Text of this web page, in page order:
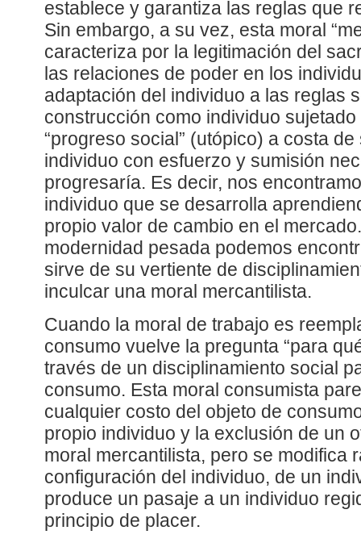
establece y garantiza las reglas que
Sin embargo, a su vez, esta moral
caracteriza por la legitimación del
las relaciones de poder en los
adaptación del individuo a las reglas
construcción como individuo
“progreso social” (utópico) a costa
individuo con esfuerzo y sumisión
progresaría. Es decir, nos
individuo que se desarrolla
propio valor de cambio en el
modernidad pesada podemos
sirve de su vertiente de
inculcar una moral mercantilista.
Cuando la moral de trabajo es
consumo vuelve la pregunta “para
través de un disciplinamiento social
consumo. Esta moral consumista
cualquier costo del objeto de
propio individuo y la exclusión de un
moral mercantilista, pero se modifica
configuración del individuo, de un
produce un pasaje a un individuo
principio de placer.